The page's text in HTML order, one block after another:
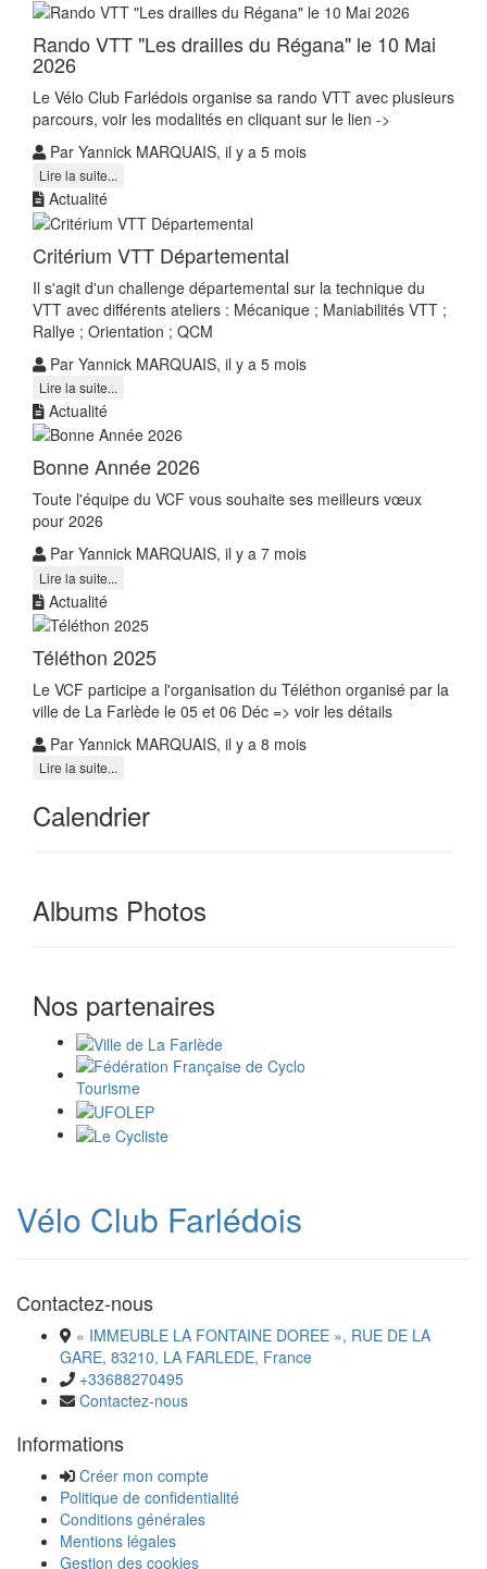
Rando VTT "Les drailles du Régana" le 10 Mai
2026
Le Vélo Club Farlédois organise sa rando VTT avec plusieurs
parcours, voir les modalités en cliquant sur le lien ->
Par Yannick MARQUAIS, il y a 5 mois
Lire la suite...
Actualité
Critérium VTT Départemental
Il s'agit d'un challenge départemental sur la technique du
VTT avec différents ateliers : Mécanique ; Maniabilités VTT ;
Rallye ; Orientation ; QCM
Par Yannick MARQUAIS, il y a 5 mois
Lire la suite...
Actualité
Bonne Année 2026
Toute l'équipe du VCF vous souhaite ses meilleurs vœux
pour 2026
Par Yannick MARQUAIS, il y a 7 mois
Lire la suite...
Actualité
Téléthon 2025
Le VCF participe a l'organisation du Téléthon organisé par la
ville de La Farlède le 05 et 06 Déc => voir les détails
Par Yannick MARQUAIS, il y a 8 mois
Lire la suite...
Calendrier
Albums Photos
Nos partenaires
Vélo Club Farlédois
Contactez-nous
« IMMEUBLE LA FONTAINE DOREE », RUE DE LA
GARE, 83210, LA FARLEDE, France
+33688270495
Contactez-nous
Informations
Créer mon compte
Politique de confidentialité
Conditions générales
Mentions légales
Gestion des cookies